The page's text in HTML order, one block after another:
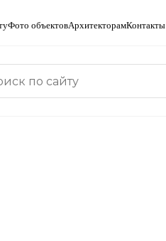
Фото объектовАрхитекторамКонтакты